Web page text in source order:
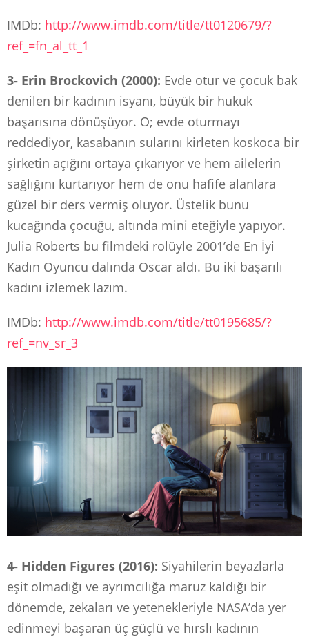
IMDb: http://www.imdb.com/title/tt0120679/?
ref_=fn_al_tt_1
3- Erin Brockovich (2000): Evde otur ve çocuk bak
denilen bir kadının isyanı, büyük bir hukuk
başarısına dönüşüyor. O; evde oturmayı
reddediyor, kasabanın sularını kirleten koskoca bir
şirketin açığını ortaya çıkarıyor ve hem ailelerin
sağlığını kurtarıyor hem de onu hafife alanlara
güzel bir ders vermiş oluyor. Üstelik bunu
kucağında çocuğu, altında mini eteğiyle yapıyor.
Julia Roberts bu filmdeki rolüyle 2001’de En İyi
Kadın Oyuncu dalında Oscar aldı. Bu iki başarılı
kadını izlemek lazım.
IMDb: http://www.imdb.com/title/tt0195685/?
ref_=nv_sr_3
4- Hidden Figures (2016): Siyahilerin beyazlarla
eşit olmadığı ve ayrımcılığa maruz kaldığı bir
dönemde, zekaları ve yetenekleriyle NASA’da yer
edinmeyi başaran üç güçlü ve hırslı kadının